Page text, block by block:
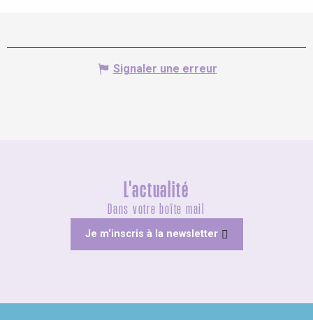
Signaler une erreur
L'actualité
Dans votre boîte mail
Je m'inscris à la newsletter